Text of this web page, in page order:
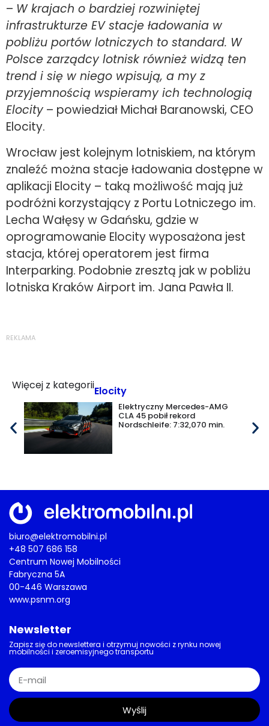
– W krajach o bardziej rozwiniętej
infrastrukturze EV stacje ładowania w
pobliżu portów lotniczych to standard. W
Polsce zarządcy lotnisk również widzą ten
trend i się w niego wpisują, a my z
przyjemnością wspieramy ich technologią
Elocity – powiedział Michał Baranowski, CEO
Elocity.
Wrocław jest kolejnym lotniskiem, na którym
znaleźć można stacje ładowania dostępne w
aplikacji Elocity – taką możliwość mają już
podróżni korzystający z Portu Lotniczego im.
Lecha Wałęsy w Gdańsku, gdzie w
oprogramowanie Elocity wyposażona jest
stacja, której operatorem jest firma
Interparking. Podobnie zresztą jak w pobliżu
lotniska Kraków Airport im. Jana Pawła II.
REKLAMA
Więcej z kategoriiElocity
Elektryczny Mercedes-AMG
CLA 45 pobił rekord
Nordschleife: 7:32,070 min.
biuro@elektromobilni.pl
+48 507 686 158
Centrum Nowej Mobilności
Fabryczna 5A
00-446 Warszawa
www.psnm.org
Newsletter
Zapisz się do newslettera i otrzymuj nowości z rynku nowej
mobilności i zeroemisyjnego transportu
Wyślij